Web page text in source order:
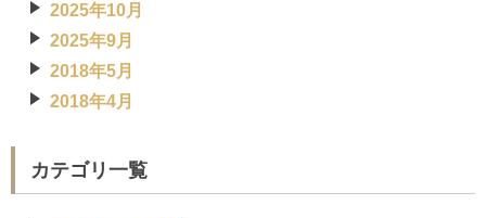
2025年10月
2025年9月
2018年5月
2018年4月
カテゴリ一覧